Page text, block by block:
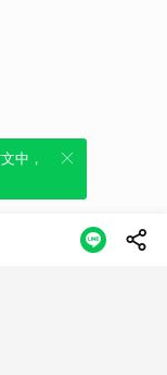
中，